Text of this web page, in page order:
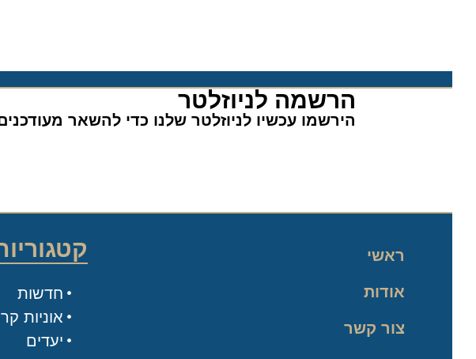
הרשמה לניוזלטר​
הירשמו עכשיו לניוזלטר שלנו כדי להשאר מעודכנים
קטגוריות
חדשות
אוניות קרוזים
יעדים
ראשי
אודות
צור קשר